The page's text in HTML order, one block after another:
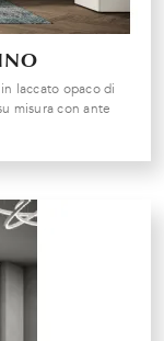
laccato opaco di
misura con ante